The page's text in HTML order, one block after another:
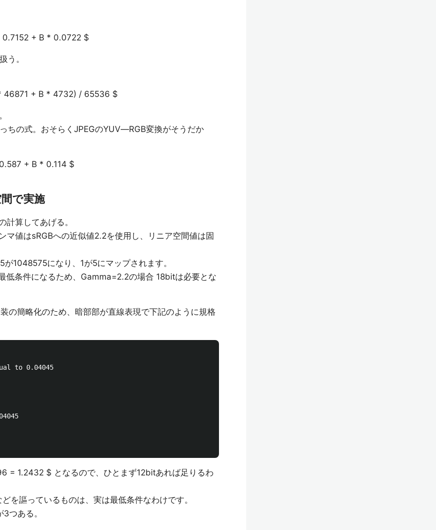
+ B * 0.0722 $
う。
46871 + B * 4732) / 65536 $
ちの式。おそらくJPEGのYUV―RGB変換がそうだか
+ B * 0.114 $
で実施
計算してあげる。
マ値はsRGBへの近似値2.2を使用し、リニア空間値は固
1048575になり、1が5にマップされます。
低条件になるため、Gamma=2.2の場合 18bitは必要とな
の簡略化のため、暗部部が直線表現で下記のように規格
to 0.04045
= 1.2432 $ となるので、ひとまず12bitあれば足りるわ
を謳っているものは、実は最低条件なわけです。
つある。